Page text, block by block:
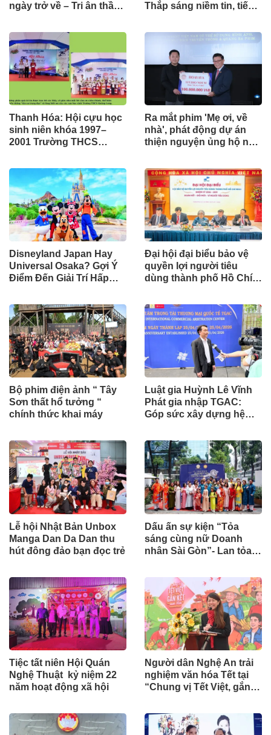
ngày trở về – Tri ân thầy
dưới mái trường xưa
Thắp sáng niềm tin, tiếp
Thanh Hóa: Hội cựu học
sinh niên khóa 1997–
2001 Trường THCS
trở về của yêu thương và
lòng biết ơn
Ra mắt phim 'Mẹ ơi, về
nhà', phát động dự án
thiện nguyện ủng hộ nạn
Disneyland Japan Hay
Universal Osaka? Gợi Ý
Điểm Đến Giải Trí Hấp
Nhật Bản
Đại hội đại biểu bảo vệ
quyền lợi người tiêu
dùng thành phố Hồ Chí
2031) thành công tốt đẹp
Bộ phim điện ảnh “ Tây
Sơn thất hổ tưởng “
chính thức khai máy
Luật gia Huỳnh Lê Vĩnh
Phát gia nhập TGAC:
Góp sức xây dựng hệ
Thương mại chuyên
nghiệp
Lễ hội Nhật Bản Unbox
Manga Dan Da Dan thu
hút đông đảo bạn đọc trẻ
Dấu ấn sự kiện “Tỏa
sáng cùng nữ Doanh
nhân Sài Gòn”- Lan tỏa
hành tinh thần nghị
quyết số 80 của Chính
phủ
Tiệc tất niên Hội Quán
Nghệ Thuật kỷ niệm 22
năm hoạt động xã hội
Người dân Nghệ An trải
nghiệm văn hóa Tết tại
“Chung vị Tết Việt, gắn